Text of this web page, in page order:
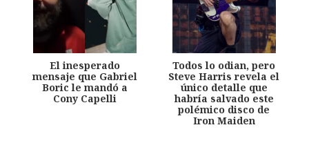
El inesperado
mensaje que Gabriel
Boric le mandó a
Cony Capelli
Todos lo odian, pero
Steve Harris revela el
único detalle que
habría salvado este
polémico disco de
Iron Maiden